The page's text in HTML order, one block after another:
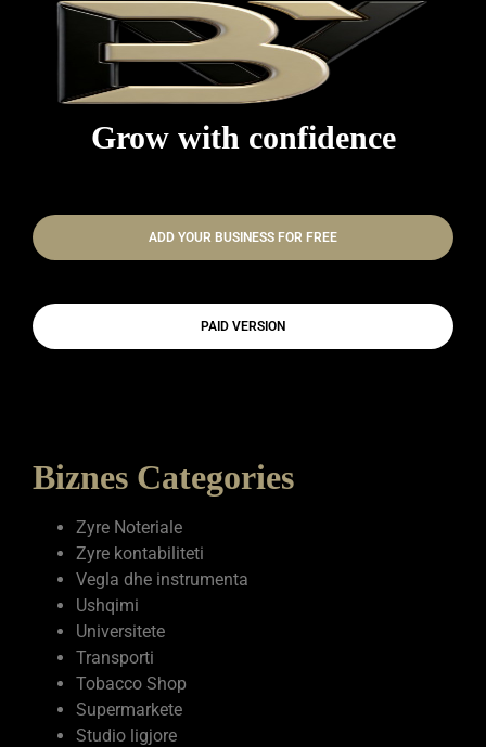
Grow with confidence
PAID VERSION
Zyre kontabiliteti
Vegla dhe instrumenta
Ushqimi
Universitete
Transporti
Tobacco Shop
Supermarkete
Studio ligjore
Struktura dhe Konstruksione